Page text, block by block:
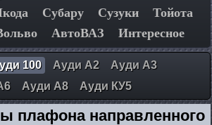
Субару Сузуки
Тойота
АвтоВАЗ Интересное
100 Ауди А2
Ауди А3
Ауди А8 Ауди КУ5
плафона направленного